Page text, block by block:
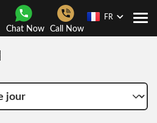
Chat Now Call Now
FR